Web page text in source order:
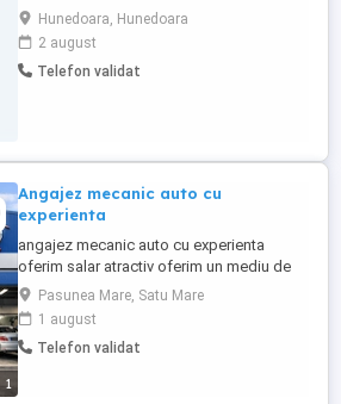
lucru, echipamente moderne si un mediu
prietenos. Locatie: Ravensburg & Ulm,
Germania Posibilitate de cazare Tip
contract: Angajare pe termen nelimitat
Hunedoara, Hunedoara
2 august
Telefon validat
1
Angajez mecanic auto cu
experienta
angajez mecanic auto cu experienta
oferim salar atractiv oferim un mediu de
lucru curat si placut cerem si oferim
seriozitate
Pasunea Mare, Satu Mare
1 august
Telefon validat